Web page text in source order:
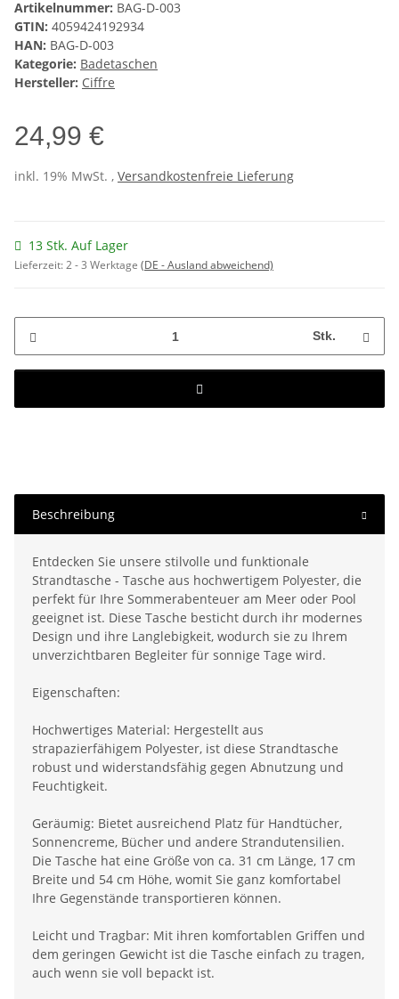
Artikelnummer: BAG-D-003
GTIN: 4059424192934
HAN: BAG-D-003
Kategorie: Badetaschen
Hersteller: Ciffre
24,99 €
inkl. 19% MwSt. , Versandkostenfreie Lieferung
13 Stk. Auf Lager
Lieferzeit:2 - 3 Werktage (DE - Ausland abweichend)
Stk.
Beschreibung
Entdecken Sie unsere stilvolle und funktionale
Strandtasche - Tasche aus hochwertigem Polyester, die
perfekt für Ihre Sommerabenteuer am Meer oder Pool
geeignet ist. Diese Tasche besticht durch ihr modernes
Design und ihre Langlebigkeit, wodurch sie zu Ihrem
unverzichtbaren Begleiter für sonnige Tage wird.
Eigenschaften:
Hochwertiges Material: Hergestellt aus
strapazierfähigem Polyester, ist diese Strandtasche
robust und widerstandsfähig gegen Abnutzung und
Feuchtigkeit.
Geräumig: Bietet ausreichend Platz für Handtücher,
Sonnencreme, Bücher und andere Strandutensilien.
Die Tasche hat eine Größe von ca. 31 cm Länge, 17 cm
Breite und 54 cm Höhe, womit Sie ganz komfortabel
Ihre Gegenstände transportieren können.
Leicht und Tragbar: Mit ihren komfortablen Griffen und
dem geringen Gewicht ist die Tasche einfach zu tragen,
auch wenn sie voll bepackt ist.